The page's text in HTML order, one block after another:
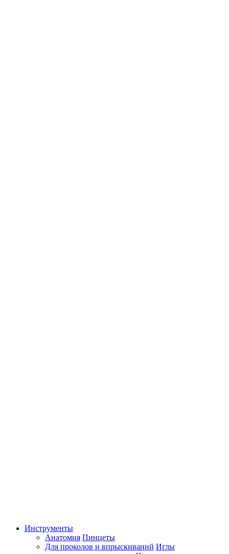
Инструменты
Анатомия Пинцеты
Для проколов и впрыскиваний Иглы